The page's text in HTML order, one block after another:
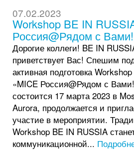
07.02.2023
Workshop BE IN
Россия@Рядом с
Дорогие коллеги! BE IN
приветствует Вас! Спешим
активная подготовка
«MICE Россия@Рядом с
состоится 17 марта 2023 в
Aurora, продолжается и
участие в мероприятии.
Workshop BE IN RUSSIA
коммуникационной...